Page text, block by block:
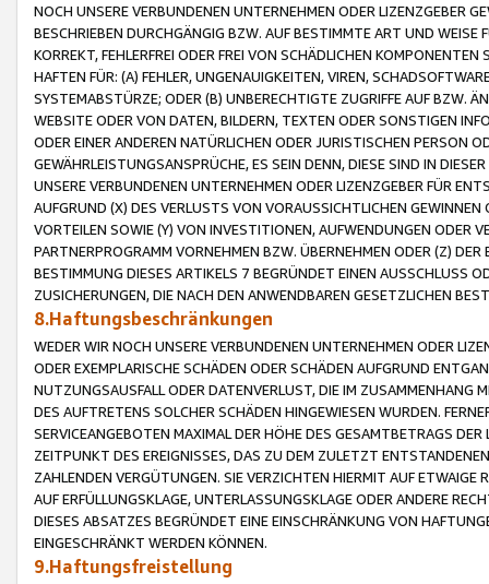
NOCH UNSERE VERBUNDENEN UNTERNEHMEN ODER LIZENZGEBER
BESCHRIEBEN DURCHGÄNGIG BZW. AUF BESTIMMTE ART UND
KORREKT, FEHLERFREI ODER FREI VON SCHÄDLICHEN
HAFTEN FÜR: (A) FEHLER, UNGENAUIGKEITEN, VIREN,
SYSTEMABSTÜRZE; ODER (B) UNBERECHTIGTE ZUGRIFFE AUF BZW.
WEBSITE ODER VON DATEN, BILDERN, TEXTEN ODER SONSTIGEN
ODER EINER ANDEREN NATÜRLICHEN ODER JURISTISCHEN PERSON
GEWÄHRLEISTUNGSANSPRÜCHE, ES SEIN DENN, DIESE SIND IN
UNSERE VERBUNDENEN UNTERNEHMEN ODER LIZENZGEBER FÜR
AUFGRUND (X) DES VERLUSTS VON VORAUSSICHTLICHEN
VORTEILEN SOWIE (Y) VON INVESTITIONEN, AUFWENDUNGEN ODER
PARTNERPROGRAMM VORNEHMEN BZW. ÜBERNEHMEN ODER (Z)
BESTIMMUNG DIESES ARTIKELS 7 BEGRÜNDET EINEN AUSSCHLUSS
ZUSICHERUNGEN, DIE NACH DEN ANWENDBAREN GESETZLICHEN
8.Haftungsbeschränkungen
WEDER WIR NOCH UNSERE VERBUNDENEN UNTERNEHMEN ODER
ODER EXEMPLARISCHE SCHÄDEN ODER SCHÄDEN AUFGRUND
NUTZUNGSAUSFALL ODER DATENVERLUST, DIE IM ZUSAMMENHANG
DES AUFTRETENS SOLCHER SCHÄDEN HINGEWIESEN WURDEN.
SERVICEANGEBOTEN MAXIMAL DER HÖHE DES GESAMTBETRAGS
ZEITPUNKT DES EREIGNISSES, DAS ZU DEM ZULETZT
ZAHLENDEN VERGÜTUNGEN. SIE VERZICHTEN HIERMIT AUF
AUF ERFÜLLUNGSKLAGE, UNTERLASSUNGSKLAGE ODER ANDERE
DIESES ABSATZES BEGRÜNDET EINE EINSCHRÄNKUNG VON
EINGESCHRÄNKT WERDEN KÖNNEN.
9.Haftungsfreistellung